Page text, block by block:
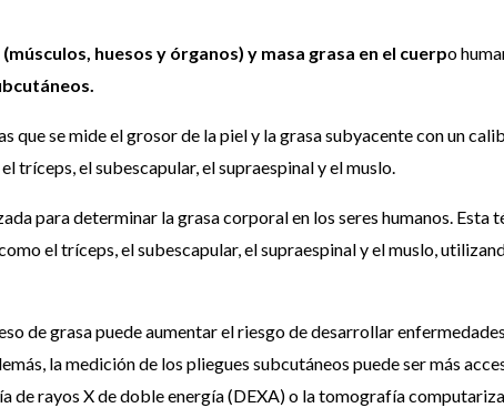
huesos y órganos) y masa grasa en el cuerpo
que se mide el grosor de la piel y la grasa subyacente con un
tríceps, el subescapular, el supraespinal y el muslo.
para determinar la grasa corporal en los seres humanos. Esta
el tríceps, el subescapular, el supraespinal y el muslo,
de grasa puede aumentar el riesgo de desarrollar
la medición de los pliegues subcutáneos puede ser más
rayos X de doble energía (DEXA) o la tomografía